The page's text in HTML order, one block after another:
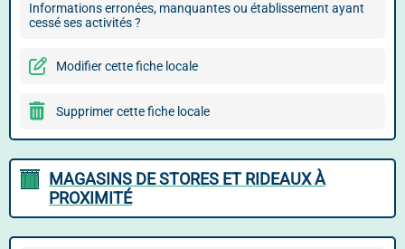
Informations erronées, manquantes ou établissement ayant
cessé ses activités ?
Modifier cette fiche locale
Supprimer cette fiche locale
MAGASINS DE STORES ET RIDEAUX À
PROXIMITÉ